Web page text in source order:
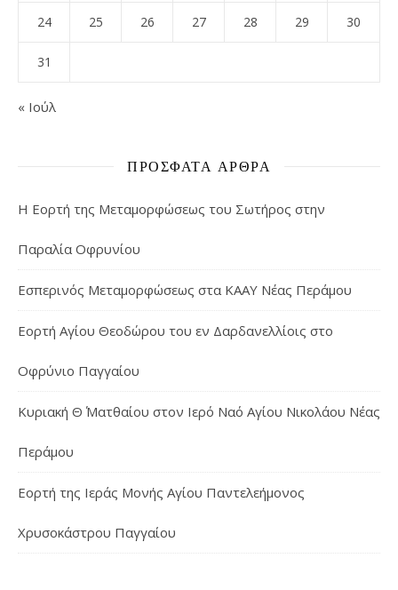
24 25 26 27 28 29 30
31
« Ιούλ
ΠΡΌΣΦΑΤΑ ΆΡΘΡΑ
Η Εορτή της Μεταμορφώσεως του Σωτήρος στην
Παραλία Οφρυνίου
Εσπερινός Μεταμορφώσεως στα ΚΑΑΥ Νέας Περάμου
Εορτή Αγίου Θεοδώρου του εν Δαρδανελλίοις στο
Οφρύνιο Παγγαίου
Κυριακή Θ΄ Ματθαίου στον Ιερό Ναό Αγίου Νικολάου Νέας
Περάμου
Εορτή της Ιεράς Μονής Αγίου Παντελεήμονος
Χρυσοκάστρου Παγγαίου